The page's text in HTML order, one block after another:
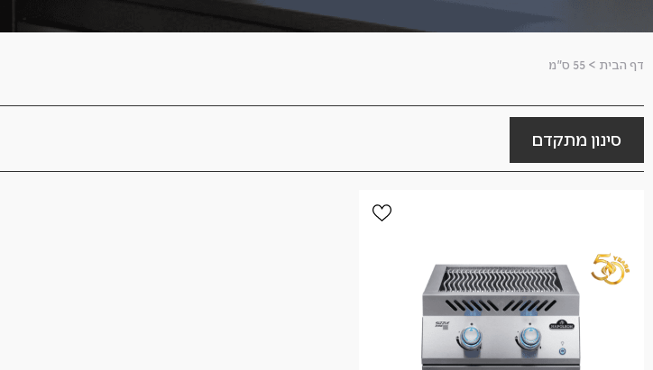
דף הבית > 55 ס"מ
סינון מתקדם